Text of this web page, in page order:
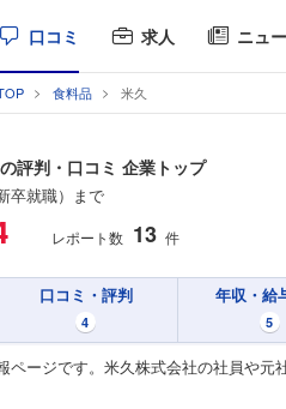
口コミ 求人 ニュ
食料品 米久
の評判・口コミ 企業トップ
卒就職）まで
レポート数 13 件
口コミ・評判
4
年収・給
5
ページです。米久株式会社の社員や